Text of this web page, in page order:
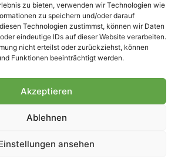
zu bieten, verwenden wir Technologien wie
zu speichern und/oder darauf
Technologien zustimmst, können wir Daten
eindeutige IDs auf dieser Website verarbeiten.
nicht erteilst oder zurückziehst, können
Funktionen beeinträchtigt werden.
Akzeptieren
Ablehnen
ansehen
Magazin
1868-
AGB